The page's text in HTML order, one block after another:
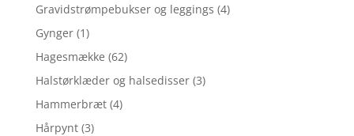
Gravidstrømpebukser og leggings (4)
Gynger (1)
Hagesmække (62)
Halstørklæder og halsedisser (3)
Hammerbræt (4)
Hårpynt (3)